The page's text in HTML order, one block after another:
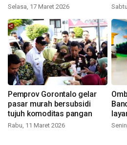
Selasa, 17 Maret 2026
Pemprov Gorontalo gelar
pasar murah bersubsidi
tujuh komoditas pangan
Rabu, 11 Maret 2026